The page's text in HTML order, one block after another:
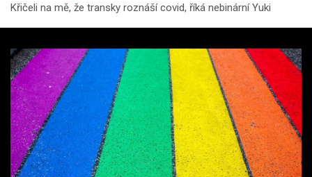
Křičeli na mě, že transky roznáší covid, říká nebinární Yuki